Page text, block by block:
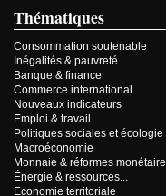
Thématiques
Consommation soutenable
Inégalités & pauvreté
Banque & finance
Commerce international
Nouveaux indicateurs
Emploi & travail
Politiques sociales et écologie
Macroéconomie
Monnaie & réformes monétaire
Énergie & ressources...
Economie territoriale